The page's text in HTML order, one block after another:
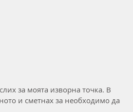
за моята изворна точка. В
и сметнах за необходимо да